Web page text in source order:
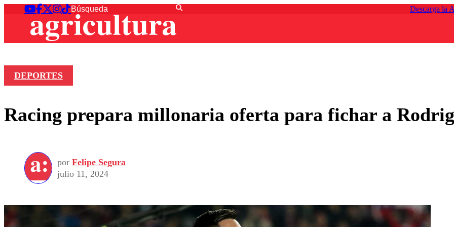
Descarga la
DEPORTES
Racing prepara millonaria oferta para fichar a
por Felipe Segura
julio 11, 2024